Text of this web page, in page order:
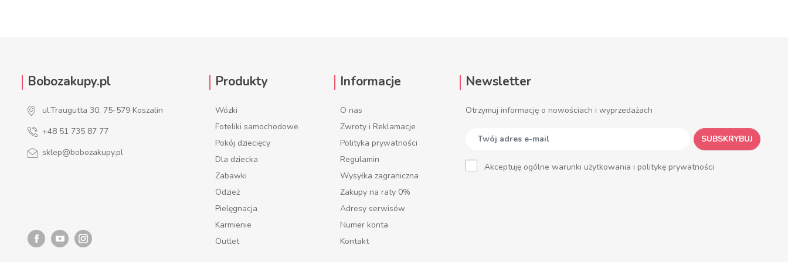
Bobozakupy.pl
ul.Traugutta 30, 75-579 Koszalin
+48 51 735 87 77
sklep@bobozakupy.pl
Produkty
Wózki
Foteliki samochodowe
Pokój dziecięcy
Dla dziecka
Zabawki
Odzież
Pielęgnacja
Karmienie
Outlet
Informacje
O nas
Zwroty i Reklamacje
Polityka prywatności
Regulamin
Wysyłka zagraniczna
Zakupy na raty 0%
Adresy serwisów
Numer konta
Kontakt
Newsletter
Otrzymuj informację o nowościach i wyprzedażach
SUBSKRYBUJ
Akceptuję ogólne warunki użytkowania i politykę prywatności